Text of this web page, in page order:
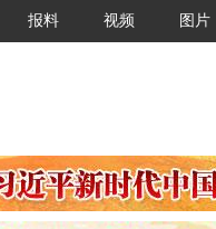
报料 视频 图片